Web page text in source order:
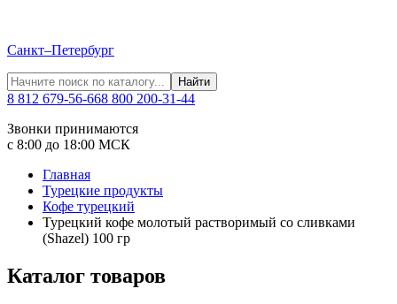
Санкт–Петербург
Найти
8 812 679-56-668 800 200-31-44
Звонки принимаются
с 8:00 до 18:00 МСК
Главная
Турецкие продукты
Кофе турецкий
Турецкий кофе молотый растворимый со сливками
(Shazel) 100 гр
Каталог товаров